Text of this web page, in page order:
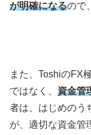
が明確になるので
また、 ToshiのFX
ではなく、 資金管
者は、はじめのう
が、適切な資金管